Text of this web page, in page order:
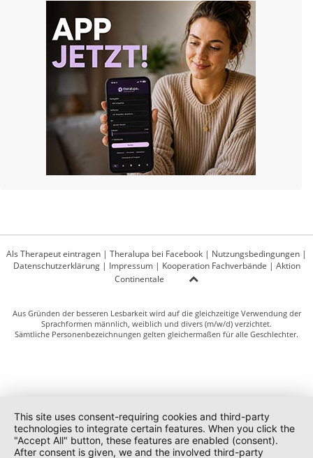
Als Therapeut eintragen | Theralupa bei Facebook | Nutzungsbedingungen |
Datenschutzerklärung| Impressum| Kooperation Fachverbände | Aktion
Continentale
Aus Gründen der besseren Lesbarkeit wird auf die gleichzeitige Verwendung der
Sprachformen männlich, weiblich und divers (m/w/d) verzichtet.
Sämtliche Personenbezeichnungen gelten gleichermaßen für alle Geschlechter.
This site uses consent-requiring cookies and third-party
technologies to integrate certain features. When you click the
"Accept All" button, these features are enabled (consent).
After consent is given, we and the involved third-party